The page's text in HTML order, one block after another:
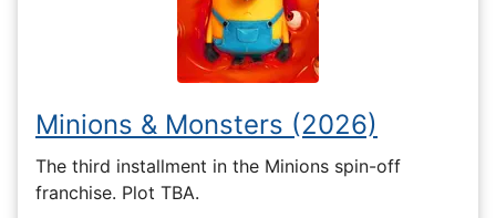
Minions & Monsters (2026)
The third installment in the Minions spin-off
franchise. Plot TBA.